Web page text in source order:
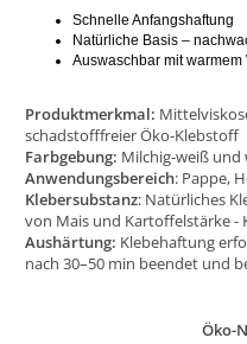
Schnelle Anfangshaftung
Natürliche Basis –
Auswaschbar mit warmem
Produktmerkmal:
schadstofffreier Öko-Klebstoff
Farbgebung: Milchig-weiß und
Anwendungsbereich: Pappe,
Klebersubstanz: Natürliches
von Mais und Kartoffelstärke -
Aushärtung: Klebehaftung
nach 30–50 min beendet und
Öko-